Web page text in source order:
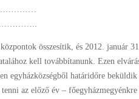
összesítik, és 2012. január
kell továbbítanunk. Ezen
egyházközségből határidőre beküldik
az előző év –